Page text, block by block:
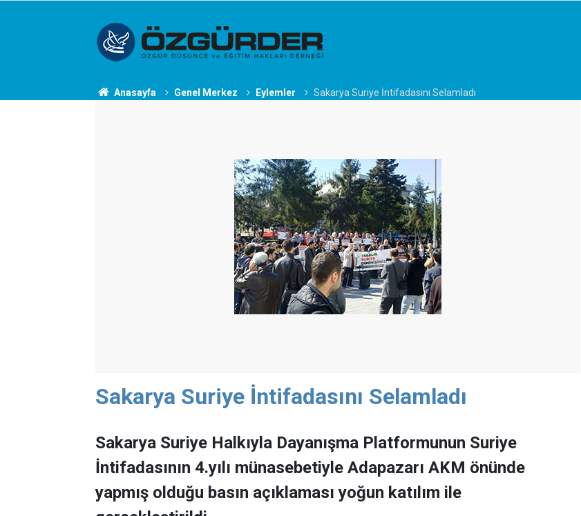
Anasayfa Genel Merkez Eylemler Sakarya Suriye İntifadasını Selamladı
Sakarya Suriye İntifadasını Selamladı
Sakarya Suriye Halkıyla Dayanışma Platformunun Suriye
İntifadasının 4.yılı münasebetiyle Adapazarı AKM önünde
yapmış olduğu basın açıklaması yoğun katılım ile